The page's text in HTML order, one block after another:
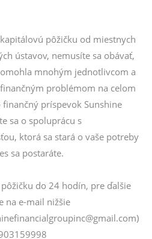
pôžičku od miestnych
ústavov, nemusíte sa obávať,
mnohým jednotlivcom a
problémom na celom
finančný príspevok Sunshine
sa o spoluprácu s
ktorá sa stará o vaše potreby
sa postaráte.
do 24 hodín, pre ďalšie
na e-mail nižšie